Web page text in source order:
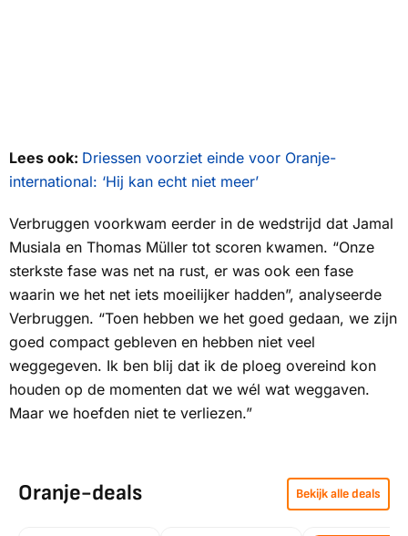
Lees ook: Driessen voorziet einde voor Oranje-
international: ‘Hij kan echt niet meer’
Verbruggen voorkwam eerder in de wedstrijd dat Jamal
Musiala en Thomas Müller tot scoren kwamen. “Onze
sterkste fase was net na rust, er was ook een fase
waarin we het net iets moeilijker hadden”, analyseerde
Verbruggen. “Toen hebben we het goed gedaan, we zijn
goed compact gebleven en hebben niet veel
weggegeven. Ik ben blij dat ik de ploeg overeind kon
houden op de momenten dat we wél wat weggaven.
Maar we hoefden niet te verliezen.”
Oranje-deals Bekijk alle deals